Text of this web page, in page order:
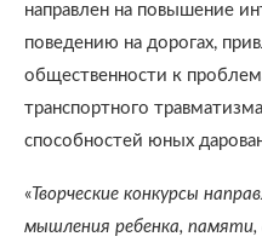
направлен на повышение
поведению на дорогах,
общественности к
транспортного
способностей юных
«Творческие конкурсы
мышления ребенка,